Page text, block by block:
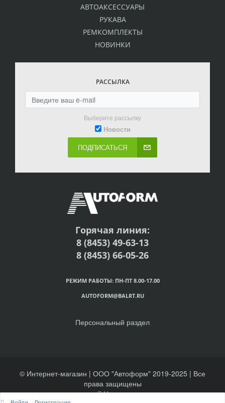
АВТОАКСЕССУАРЫ
РУКАВА
РЕМКОМПЛЕКТЫ
НОВИНКИ
РАССЫЛКА
Выберите рассылку
Новости
ПОДПИСАТЬСЯ
Горячая линия:
8 (8453) 49-63-13
8 (8453) 66-05-26
РЕЖИМ РАБОТЫ: ПН-ПТ 8.00-17.00
AUTOFORM@BALRT.RU
Персональный раздел
© Интернет-магазин | ООО "Автоформ" 2019-2025 | Все
права защищены
Наверх